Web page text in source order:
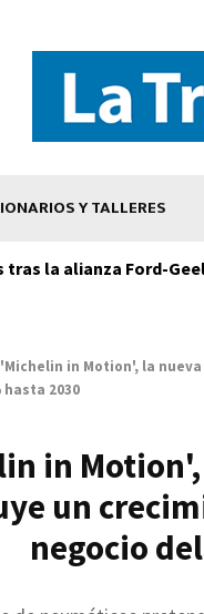
Y TALLERES
la alianza Ford-
'Michelin in Motion', la
hasta 2030
in
un
negocio